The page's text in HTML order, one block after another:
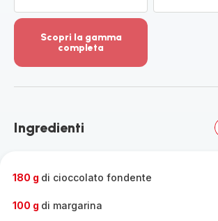
Scopri la gamma
completa
dettagli
la
Ingredienti
180 g di cioccolato fondente
100 g di margarina